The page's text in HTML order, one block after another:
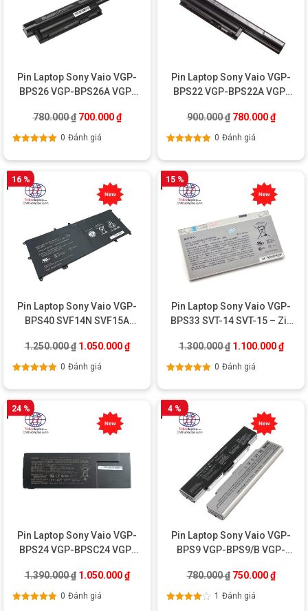
Pin Laptop Sony Vaio VGP-
BPS26 VGP-BPS26A VGP-
780.000₫ Giá gốc là: 780.000 ₫.
700.000₫Giá hiện tại là: 700.000 ₫.
0 Đánh giá
Pin Laptop Sony Vaio VGP-
BPS22 VGP-BPS22A VGP-
900.000₫ Giá gốc là:
780.000₫Giá
0 Đánh giá
16 %
Pin Laptop Sony Vaio VGP-
BPS40 SVF14N SVF15A
1.250.000₫ Giá gốc là: 1.250.000 ₫.
1.050.000₫Giá hiện tại là: 1.050.000 ₫.
0 Đánh giá
15 %
Pin Laptop Sony Vaio VGP-
BPS33 SVT-14 SVT-15 – Zin
1.300.000₫ Giá gốc là:
1.100.000₫Giá
0 Đánh giá
24 %
Pin Laptop Sony Vaio VGP-
BPS24 VGP-BPSC24 VGP-
1.390.000₫ Giá gốc là: 1.390.000 ₫.
1.050.000₫Giá hiện tại là: 1.050.000 ₫.
0 Đánh giá
4 %
Pin Laptop Sony Vaio VGP-
BPS9 VGP-BPS9/B VGP-
780.000₫ Giá gốc là:
750.000₫Giá
1 Đánh giá